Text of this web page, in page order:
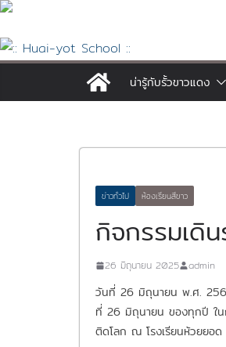
Skip
content
น่ารู้กับรั้วขาวแดง
ข่าวทั่วไป ห้องเรียนสีขาว
กิจกรรมเดิ
26 มิถุนายน 2025 admin
วันที่ 26 มิถุนายน พ.ศ.
ที่ 26 มิถุนายน ของทุกปี ใน
ติดโลก ณ โรงเรียนห้วยยอ